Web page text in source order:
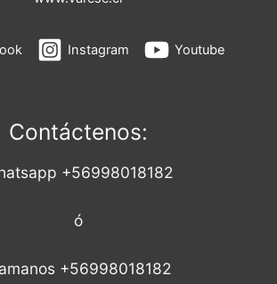
Instagram Youtube
Contáctenos:
+56998018182
ó
+56998018182